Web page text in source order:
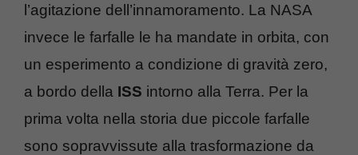
l’agitazione dell’innamoramento. La NASA
invece le farfalle le ha mandate in orbita, con
un esperimento a condizione di gravità zero,
a bordo della ISS intorno alla Terra. Per la
prima volta nella storia due piccole farfalle
sono sopravvissute alla trasformazione da